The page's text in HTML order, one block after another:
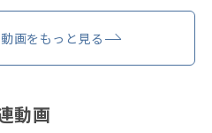
画をもっと見る
動画